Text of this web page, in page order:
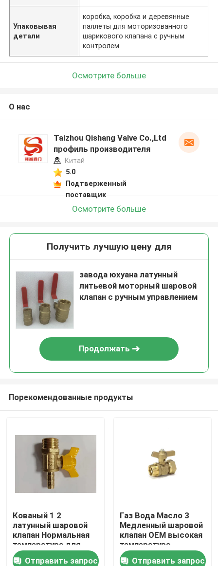
Упаковывая
детали
коробка, коробка и деревянные
паллеты для моторизованного
шарикового клапана с ручным
контролем
Осмотрите больше
О нас
Taizhou Qishang Valve Co.,Ltd
профиль производителя
Китай
5.0
Подтверженный
поставщик
Осмотрите больше
Получить лучшую цену для
завода юхуана латунный
литьевой моторный шаровой
клапан с ручным управлением
Продолжать
Порекомендованные продукты
Кованый 1 2
латунный шаровой
клапан Нормальная
температура для
нефтегазовой воды
Отправить запрос
Газ Вода Масло 3
Медленный шаровой
клапан OEM высокая
температура
Отправить запрос